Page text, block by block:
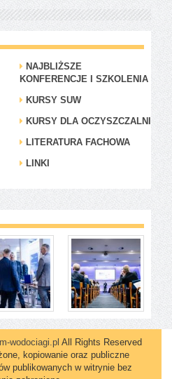
NAJBLIŻSZE
KONFERENCJE I SZKOLENIA
KURSY SUW
KURSY DLA OCZYSZCZALNI
LITERATURA FACHOWA
LINKI
wodociagi.pl All Rights Reserved
kopiowanie oraz publiczne
publikowanych w witrynie bez